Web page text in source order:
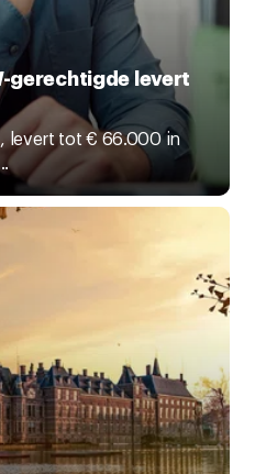
gerechtigde levert
levert tot € 66.000 in